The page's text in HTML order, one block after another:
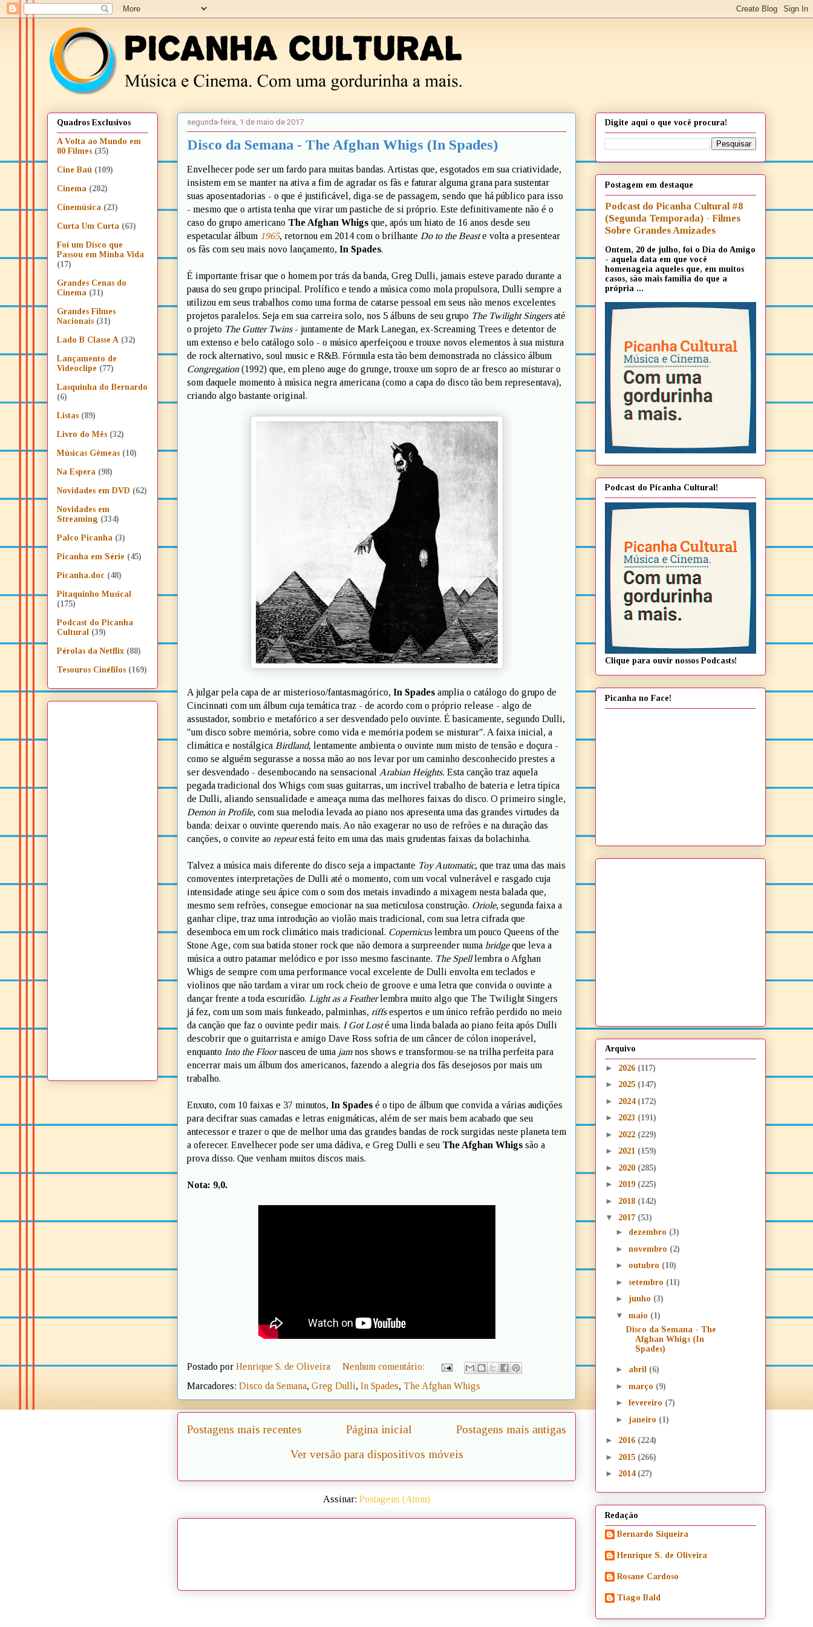
segunda-feira, 1 de maio de 2017
Disco da Semana - The Afghan Whigs (In Spades)
Envelhecer pode ser um fardo para muitas bandas. Artistas que, esgotados em sua criatividade,
insistem em se manter na ativa a fim de agradar os fãs e faturar alguma grana para sustentar
suas aposentadorias - o que é justificável, diga-se de passagem, sendo que há público para isso
- mesmo que o artista tenha que virar um pastiche de si próprio. Este definitivamente não é o
caso do grupo americano The Afghan Whigs que, após um hiato de 16 anos desde seu
espetacular álbum 1965, retornou em 2014 com o brilhante Do to the Beaste volta a presentear
os fãs com seu mais novo lançamento, In Spades.
É importante frisar que o homem por trás da banda, Greg Dulli, jamais esteve parado durante a
pausa do seu grupo principal. Prolífico e tendo a música como mola propulsora, Dulli sempre a
utilizou em seus trabalhos como uma forma de catarse pessoal em seus não menos excelentes
projetos paralelos. Seja em sua carreira solo, nos 5 álbuns de seu grupo The Twilight Singersaté
o projeto The Gutter Twins- juntamente de Mark Lanegan, ex-Screaming Trees e detentor de
um extenso e belo catálogo solo - o músico aperfeiçoou e trouxe novos elementos à sua mistura
de rock alternativo, soul music e R&B. Fórmula esta tão bem demonstrada no clássico álbum
Congregation(1992) que, em pleno auge do grunge, trouxe um sopro de ar fresco ao misturar o
som daquele momento à música negra americana (como a capa do disco tão bem representava),
criando algo bastante original.
A julgar pela capa de ar misterioso/fantasmagórico, In Spades amplia o catálogo do grupo de
Cincinnati com um álbum cuja temática traz - de acordo com o próprio release - algo de
assustador, sombrio e metafórico a ser desvendado pelo ouvinte. É basicamente, segundo Dulli,
"um disco sobre memória, sobre como vida e memória podem se misturar". A faixa inicial, a
climática e nostálgica Birdland, lentamente ambienta o ouvinte num misto de tensão e doçura -
como se alguém segurasse a nossa mão ao nos levar por um caminho desconhecido prestes a
ser desvendado - desembocando na sensacional Arabian Heights. Esta canção traz aquela
pegada tradicional dos Whigs com suas guitarras, um incrível trabalho de bateria e letra típica
de Dulli, aliando sensualidade e ameaça numa das melhores faixas do disco. O primeiro single,
Demon in Profile, com sua melodia levada ao piano nos apresenta uma das grandes virtudes da
banda: deixar o ouvinte querendo mais. Ao não exagerar no uso de refrões e na duração das
canções, o convite ao repeatestá feito em uma das mais grudentas faixas da bolachinha.
Talvez a música mais diferente do disco seja a impactante Toy Automatic, que traz uma das mais
comoventes interpretações de Dulli até o momento, com um vocal vulnerável e rasgado cuja
intensidade atinge seu ápice com o som dos metais invadindo a mixagem nesta balada que,
mesmo sem refrões, consegue emocionar na sua meticulosa construção. Oriole, segunda faixa a
ganhar clipe, traz uma introdução ao violão mais tradicional, com sua letra cifrada que
desemboca em um rock climático mais tradicional. Copernicuslembra um pouco Queens of the
Stone Age, com sua batida stoner rock que não demora a surpreender numa bridgeque leva a
música a outro patamar melódico e por isso mesmo fascinante. The Spelllembra o Afghan
Whigs de sempre com uma performance vocal excelente de Dulli envolta em teclados e
violinos que não tardam a virar um rock cheio de groove e uma letra que convida o ouvinte a
dançar frente a toda escuridão. Light as a Featherlembra muito algo que The Twilight Singers
já fez, com um som mais funkeado, palminhas, riffsespertos e um único refrão perdido no meio
da canção que faz o ouvinte pedir mais. I Got Losté uma linda balada ao piano feita após Dulli
descobrir que o guitarrista e amigo Dave Ross sofria de um câncer de cólon inoperável,
enquanto Into the Floornasceu de uma jamnos shows e transformou-se na trilha perfeita para
encerrar mais um álbum dos americanos, fazendo a alegria dos fãs desejosos por mais um
trabalho.
Enxuto, com 10 faixas e 37 minutos, In Spades é o tipo de álbum que convida a várias audições
para decifrar suas camadas e letras enigmáticas, além de ser mais bem acabado que seu
antecessor e trazer o que de melhor uma das grandes bandas de rock surgidas neste planeta tem
a oferecer. Envelhecer pode ser uma dádiva, e Greg Dulli e seu The Afghan Whigs são a
prova disso. Que venham muitos discos mais.
Nota: 9,0.
Postado por Henrique S. de Oliveira
Nenhum comentário:
Marcadores: Disco da Semana, Greg Dulli, In Spades, The Afghan Whigs
Postagens mais recentes Postagens mais antigas
Página inicial
Ver versão para dispositivos móveis
Assinar: Postagens (Atom)
Quadros Exclusivos
A Volta ao Mundo em
80 Filmes (35)
Cine Baú (109)
Cinema (282)
Cinemúsica (23)
Curta Um Curta (63)
Foi um Disco que
Passou em Minha Vida
(17)
Grandes Cenas do
Cinema (31)
Grandes Filmes
Nacionais (31)
Lado B Classe A (32)
Lançamento de
Videoclipe (77)
Lasquinha do Bernardo
(6)
Listas (89)
Livro do Mês (32)
Músicas Gêmeas (10)
Na Espera (98)
Novidades em DVD (62)
Novidades em
Streaming (334)
Palco Picanha (3)
Picanha em Série (45)
Picanha.doc (48)
Pitaquinho Musical
(175)
Podcast do Picanha
Cultural (39)
Pérolas da Netflix (88)
Tesouros Cinéfilos (169)
Digite aqui o que você procura!
Postagem em destaque
Podcast do Picanha Cultural #8
(Segunda Temporada) - Filmes
Sobre Grandes Amizades
Ontem, 20 de julho, foi o Dia do Amigo
- aquela data em que você
homenageia aqueles que, em muitos
casos, são mais família do que a
própria ...
Podcast do Picanha Cultural!
Clique para ouvir nossos Podcasts!
Picanha no Face!
Arquivo
► 2026 (117)
► 2025 (147)
► 2024 (172)
► 2023 (191)
► 2022 (229)
► 2021 (159)
► 2020 (285)
► 2019 (225)
► 2018 (142)
▼ 2017 (53)
► dezembro (3)
► novembro (2)
► outubro (10)
► setembro (11)
► junho (3)
▼ maio (1)
Disco da Semana - The
Afghan Whigs (In
Spades)
► abril (6)
► março (9)
► fevereiro (7)
► janeiro (1)
► 2016 (224)
► 2015 (266)
► 2014 (27)
Redação
Bernardo Siqueira
Henrique S. de Oliveira
Rosane Cardoso
Tiago Bald